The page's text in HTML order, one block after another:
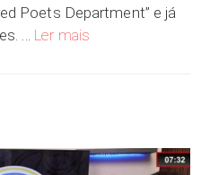
Poets Department” e já
… Ler mais